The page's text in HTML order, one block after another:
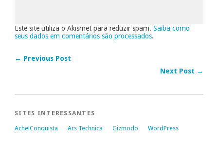
Este site utiliza o Akismet para reduzir spam. Saiba como
seus dados em comentários são processados.
← Previous Post
Next Post →
SITES INTERESSANTES
AcheiConquista Ars Technica Gizmodo WordPress